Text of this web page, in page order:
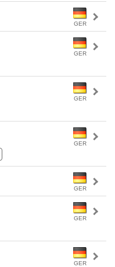
GER
GER
GER
GER
GER
GER
GER